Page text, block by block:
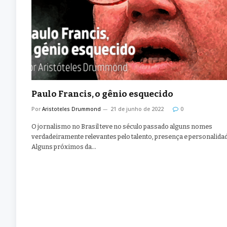
Paulo Francis, o gênio esquecido
Por Aristoteles Drummond 21 de junho de 2022 0
O jornalismo no Brasil teve no século passado alguns nomes
verdadeiramente relevantes pelo talento, presença e
Alguns próximos da…